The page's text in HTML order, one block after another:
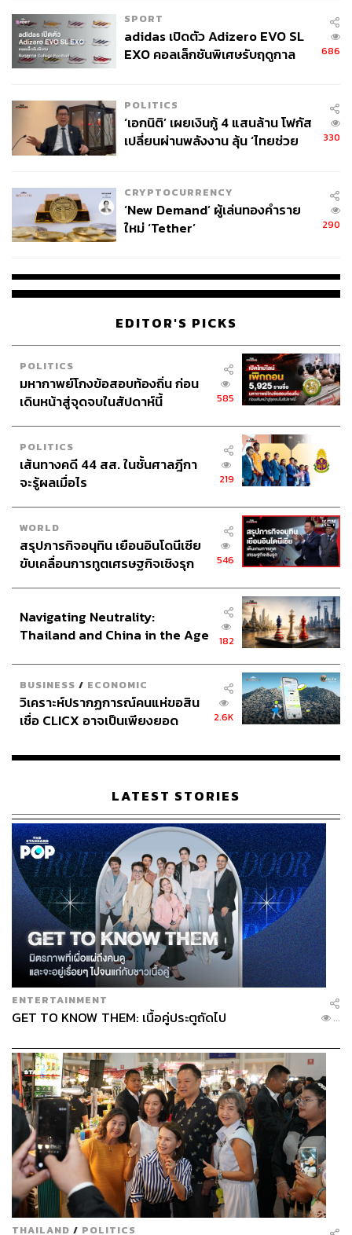
SPORT
adidas เปิดตัว Adizero EVO SL
EXO คอลเล็กชันพิเศษรับฤดูกาล
686
POLITICS
‘เอกนิติ’ เผยเงินกู้ 4 แสนล้าน โฟกัส
เปลี่ยนผ่านพลังงาน ลุ้น ‘ไทยช่วย
330
CRYPTOCURRENCY
‘New Demand’ ผู้เล่นทองคำราย
ใหม่ ‘Tether’
290
EDITOR'S PICKS
POLITICS
มหากาพย์โกงข้อสอบท้องถิ่น ก่อน
เดินหน้าสู่จุดจบในสัปดาห์นี้
585
POLITICS
เส้นทางคดี 44 สส. ในชั้นศาลฎีกา
จะรู้ผลเมื่อไร
219
WORLD
สรุปภารกิจอนุทิน เยือนอินโดนีเซีย
ขับเคลื่อนการทูตเศรษฐกิจเชิงรุก
546
Navigating Neutrality:
Thailand and China in the Age
182
BUSINESS / ECONOMIC
วิเคราะห์ปรากฏการณ์คนแห่ขอสิน
เชื่อ CLICX อาจเป็นเพียงยอด
เรือนไทยที่ถูกซุกไว้
2.6K
LATEST STORIES
ENTERTAINMENT
GET TO KNOW THEM: เนื้อคู่ประตูถัดไป ...
THAILAND / POLITICS